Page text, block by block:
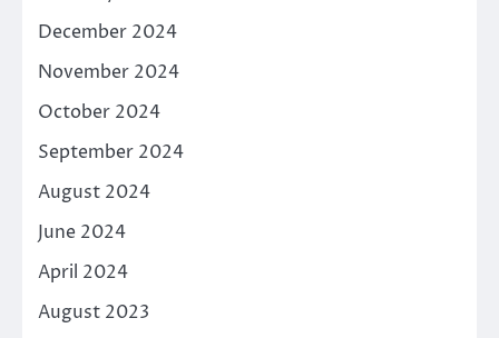
December 2024
November 2024
October 2024
September 2024
August 2024
June 2024
April 2024
August 2023